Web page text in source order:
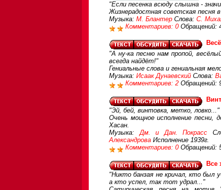
"Если песенка всюду слышна -
Жизнерадостная советская песня
Музыка: М. Блантер Слова: С.
Комментариев: 0 Обращений:
"А ну-ка песню нам пропой,
всегда найдёт!"
Гениальные слова и гениальная
Музыка: Исаак Дунаевский Слова:
Комментариев: 2 Обращений:
"Эй, бей, винтовка, метко, ловко..."
Очень мощное исполнение песни,
Хасан.
Музыка:Дм. и Дан. Покрасс
Александрова Исполнение 1939г.
Комментариев: 0 Обращений:
Все
"Никто банзая не кричал, кто
а кто успел, так тот удрал..."